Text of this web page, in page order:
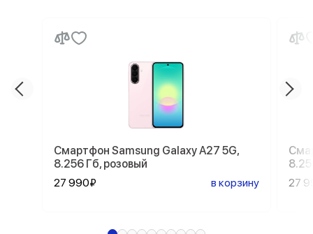
Смартфон Samsung Galaxy A27 5G,
8.256 Гб, розовый
27 990₽
в корзину
27